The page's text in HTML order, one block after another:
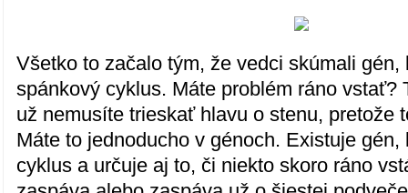
Všetko to začalo tým, že vedci skúmali gén,
spánkový cyklus. Máte problém ráno vstať?
už nemusíte trieskať hlavu o stenu, pretože
Máte to jednoducho v génoch. Existuje
cyklus a určuje aj to, či niekto skoro ráno